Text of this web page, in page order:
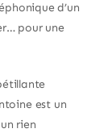
d’un
pour une
est un
rien